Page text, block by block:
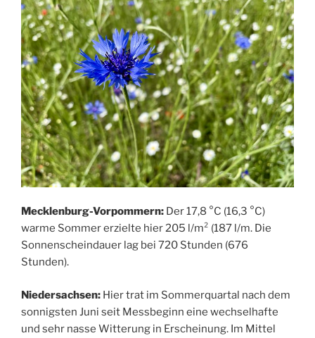
Mecklenburg-Vorpommern: Der 17,8 °C (16,3 °C)
warme Sommer erzielte hier 205 l/m² (187 l/m. Die
Sonnenscheindauer lag bei 720 Stunden (676
Stunden).
Niedersachsen: Hier trat im Sommerquartal nach dem
sonnigsten Juni seit Messbeginn eine wechselhafte
und sehr nasse Witterung in Erscheinung. Im Mittel